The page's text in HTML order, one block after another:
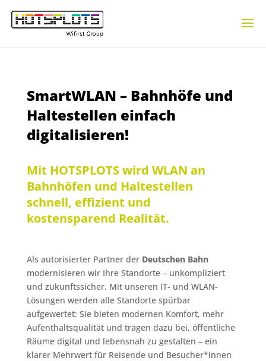
Zurück zu den News
SmartWLAN – Bahnhöfe und
Haltestellen einfach
digitalisieren!
Mit HOTSPLOTS wird WLAN an
Bahnhöfen und Haltestellen
schnell, effizient und
kostensparend Realität.
Als autorisierter Partner derDeutschen Bahn
modernisieren wir Ihre Standorte – unkompliziert
und zukunftssicher. Mit unseren IT- und WLAN-
Lösungen werden alle Standorte spürbar
aufgewertet: Sie bieten modernen Komfort, mehr
Aufenthaltsqualität und tragen dazu bei, öffentliche
Räume digital und lebensnah zu gestalten – ein
klarer Mehrwert für Reisende und Besucher*innen